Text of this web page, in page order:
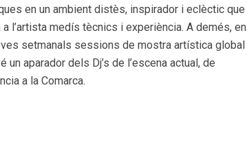
en un ambient distès, inspirador i eclèctic que
a l’artista medís tècnics i experiència. A demés, en
setmanals sessions de mostra artística global
un aparador dels Dj’s de l’escena actual, de
a la Comarca.